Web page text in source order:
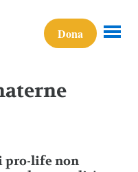
Dona
pro-life non